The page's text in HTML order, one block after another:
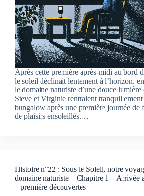
Après cette première après-midi au bord
le soleil déclinait lentement à l’horizon,
le domaine naturiste d’une douce lumière
Steve et Virginie rentraient
bungalow après une première journée de
de plaisirs ensoleillés.…
Histoire n°22 : Sous le Soleil, notre
domaine naturiste – Chapitre 1 – Arrivée
– première découvertes